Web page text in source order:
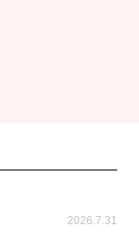
2026.7.31